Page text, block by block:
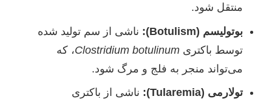
منتقل شود.
بوتولیسم (Botulism):
ناشی از سم تولید شده
توسط باکتری Clostridium botulinum، که
می‌تواند منجر به فلج و مرگ شود.
تولارمی (Tularemia):
ناشی از باکتری